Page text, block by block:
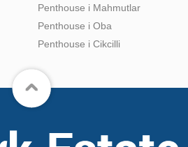
Penthouse i Mahmutlar
Penthouse i Oba
Penthouse i Cikcilli